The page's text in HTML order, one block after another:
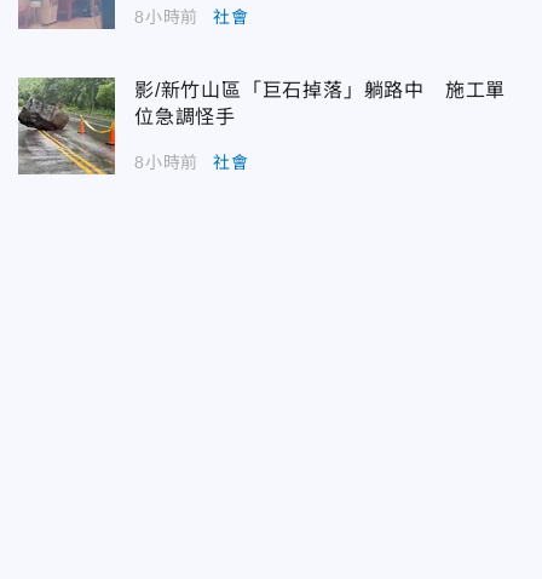
8小時前 社會
影/新竹山區「巨石掉落」躺路中 施工單
位急調怪手
8小時前 社會